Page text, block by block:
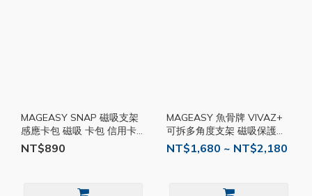
MAGEASY SNAP 磁吸支架
感應卡包 磁吸 卡包 信用卡
收納 支架 卡夾 卡套
SwitchEasy SE059
NT$890
MAGEASY 魚骨牌 VIVAZ+
可拆多角度支架 磁吸保護殼
iPad 系列 SE041
NT$1,680 ~ NT$2,180